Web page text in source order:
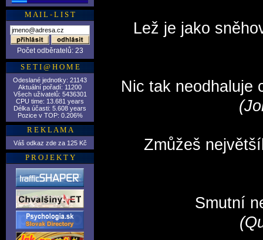
M A I L - L I S T
Počet odběratelů: 23
S E T I @ H O M E
Odeslané jednotky: 21143
Aktuální pořadí: 11200
Všech uživatelů: 5436301
CPU time: 13.681 years
Délka účasti: 5.608 years
Pozice v TOP: 0.206%
R E K L A M A
Váš odkaz zde za 125 Kč
P R O J E K T Y
Lež je jako
Nic tak neodhaluje
Zmůžeš
Smutní